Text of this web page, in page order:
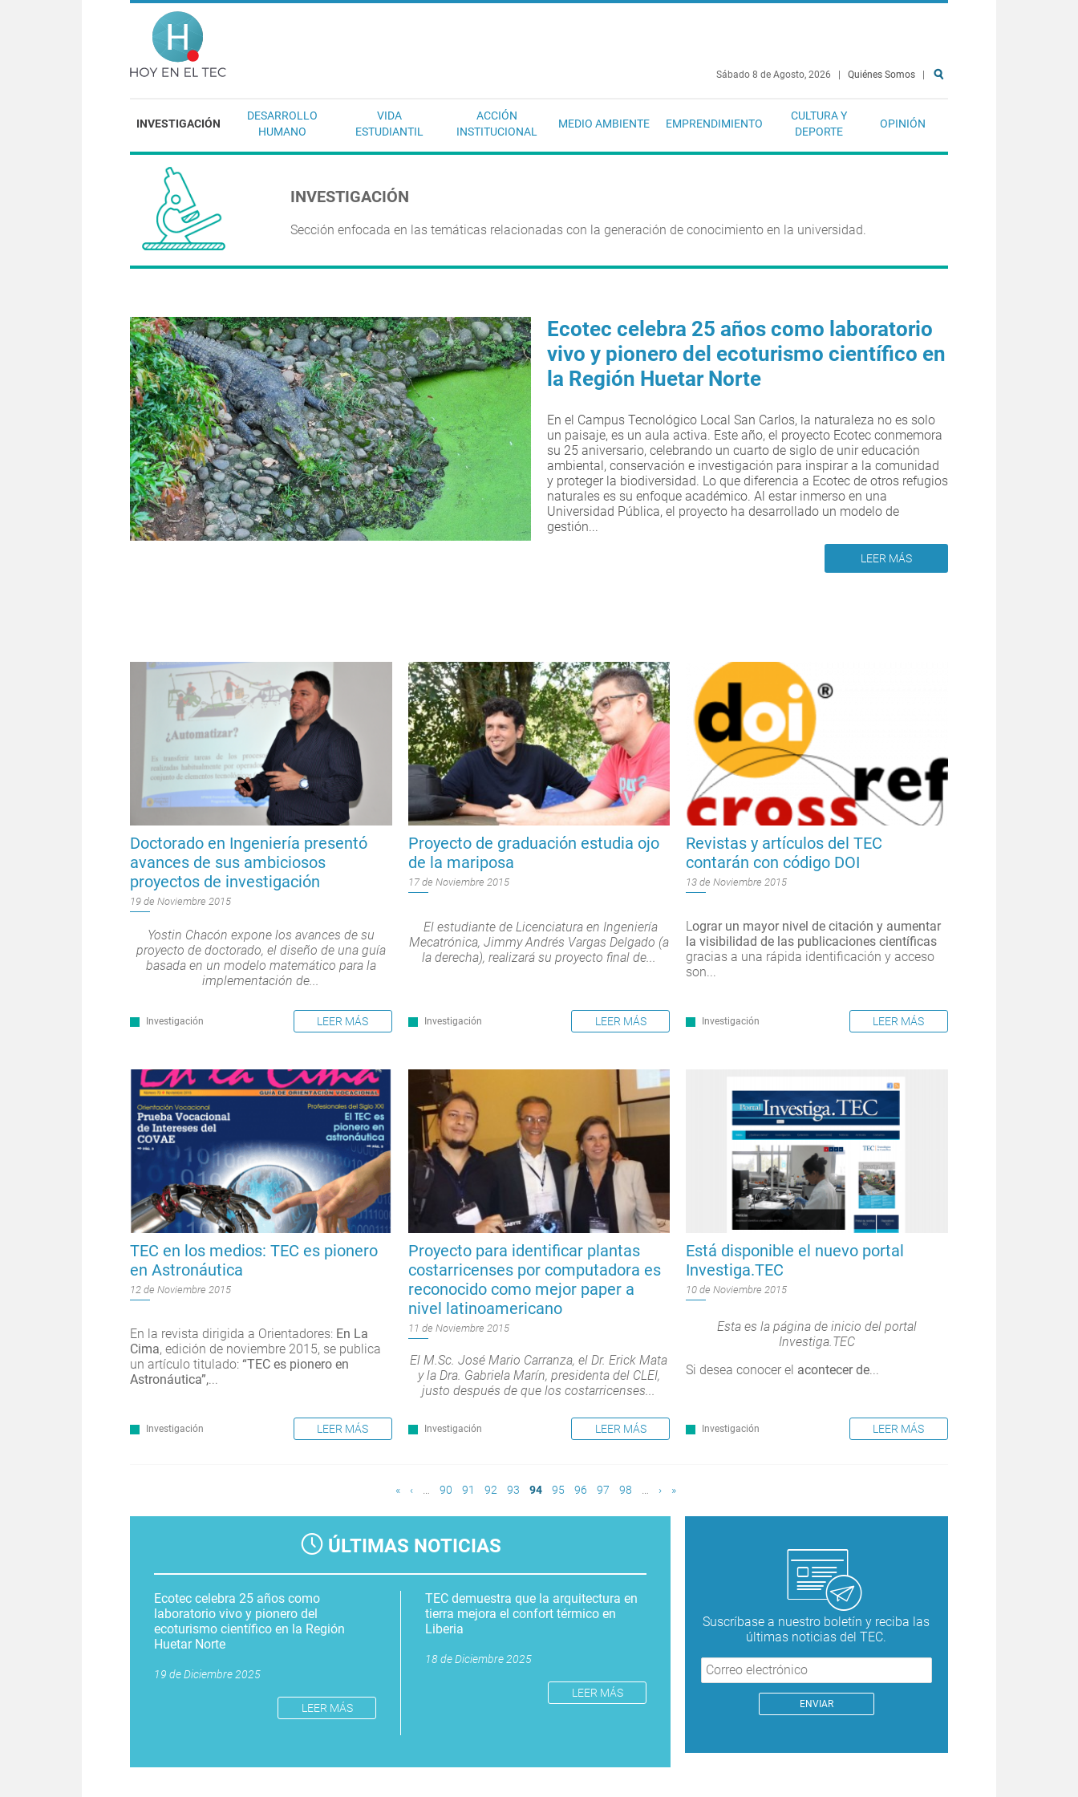
Pasar al contenido principal
Sábado 8 de Agosto, 2026 Quiénes Somos
INVESTIGACIÓN
DESARROLLO
HUMANO
VIDA
ESTUDIANTIL
ACCIÓN
INSTITUCIONAL
MEDIO AMBIENTE EMPRENDIMIENTO
CULTURA Y
DEPORTE
OPINIÓN
INVESTIGACIÓN
Sección enfocada en las temáticas relacionadas con la generación de conocimiento en la universidad.
Ecotec celebra 25 años como laboratorio
vivo y pionero del ecoturismo científico en
la Región Huetar Norte
En el Campus Tecnológico Local San Carlos, la naturaleza no es solo
un paisaje, es un aula activa. Este año, el proyecto Ecotec conmemora
su 25 aniversario, celebrando un cuarto de siglo de unir educación
ambiental, conservación e investigación para inspirar a la comunidad
y proteger la biodiversidad. Lo que diferencia a Ecotec de otros refugios
naturales es su enfoque académico. Al estar inmerso en una
Universidad Pública, el proyecto ha desarrollado un modelo de
gestión...
LEER MÁS
Doctorado en Ingeniería presentó
avances de sus ambiciosos
proyectos de investigación
19 de Noviembre 2015
Yostin Chacón expone los avances de su
proyecto de doctorado, el diseño de una guía
basada en un modelo matemático para la
implementación de...
Investigación LEER MÁS
Proyecto de graduación estudia ojo
de la mariposa
17 de Noviembre 2015
El estudiante de Licenciatura en Ingeniería
Mecatrónica, Jimmy Andrés Vargas Delgado (a
la derecha), realizará su proyecto final de...
Investigación LEER MÁS
Revistas y artículos del TEC
contarán con código DOI
13 de Noviembre 2015
Lograr un mayor nivel de citación y aumentar
la visibilidad de las publicaciones científicas
gracias a una rápida identificación y acceso
son...
Investigación LEER MÁS
TEC en los medios: TEC es pionero
en Astronáutica
12 de Noviembre 2015
En la revista dirigida a Orientadores: En La
Cima, edición de noviembre 2015, se publica
un artículo titulado: “TEC es pionero en
Astronáutica”,...
Investigación LEER MÁS
Proyecto para identificar plantas
costarricenses por computadora es
reconocido como mejor paper a
nivel latinoamericano
11 de Noviembre 2015
El M.Sc. José Mario Carranza, el Dr. Erick Mata
y la Dra. Gabriela Marín, presidenta del CLEI,
justo después de que los costarricenses...
Investigación LEER MÁS
Está disponible el nuevo portal
Investiga.TEC
10 de Noviembre 2015
Esta es la página de inicio del portal
Investiga.TEC
Si desea conocer el acontecer de
Investigación LEER MÁS
« ‹ … 90 91 92 93 94 95 96 97 98 … › »
ÚLTIMAS NOTICIAS
Ecotec celebra 25 años como
laboratorio vivo y pionero del
ecoturismo científico en la Región
Huetar Norte
19 de Diciembre 2025
LEER MÁS
TEC demuestra que la arquitectura en
tierra mejora el confort térmico en
Liberia
18 de Diciembre 2025
LEER MÁS
Suscríbase a nuestro boletín y reciba las
últimas noticias del TEC.